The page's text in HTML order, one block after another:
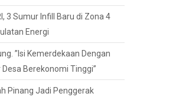
3 Sumur Infill Baru di Zona 4
Energi
”Isi Kemerdekaan Dengan
Berekonomi Tinggi”
Pinang Jadi Penggerak